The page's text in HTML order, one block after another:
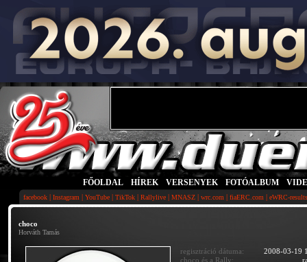
FŐOLDAL HÍREK VERSENYEK FOTÓALBUM
facebook | Instagram | YouTube | TikTok | Rallylive | MNASZ | wrc.com | fiaERC.com | eWRC-
choco
Horváth Tamás
regisztráció dátuma:
2008-03-19
choco és a Rally: